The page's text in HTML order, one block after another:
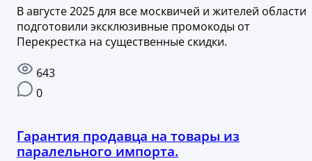
В августе 2025 для все москвичей и жителей области
подготовили эксклюзивные промокоды от
Перекрестка на существенные скидки.
643
0
Гарантия продавца на товары из
паралельного импорта.